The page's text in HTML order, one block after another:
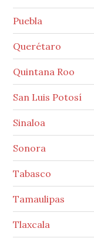
Puebla
Querétaro
Quintana Roo
San Luis Potosí
Sinaloa
Sonora
Tabasco
Tamaulipas
Tlaxcala